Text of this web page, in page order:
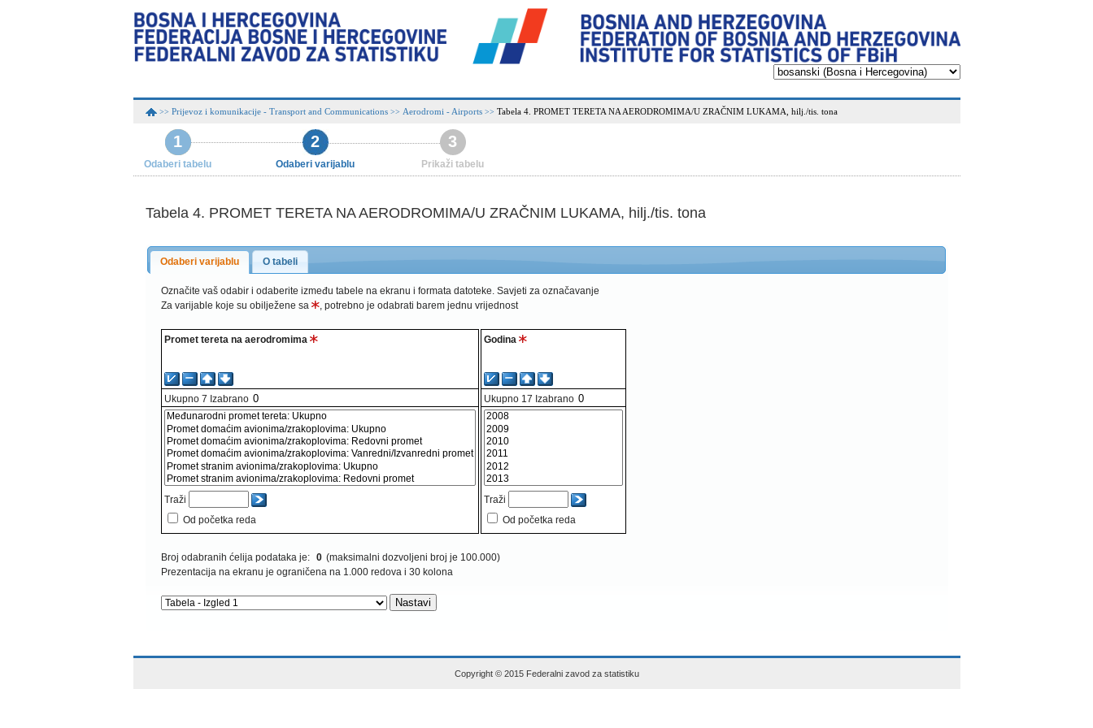
>> Prijevoz i komunikacije - Transport and Communications >> Aerodromi - Airports >> Tabela 4. PROMET TERETA NA AERODROMIMA/U ZRAČNIM LUKAMA, hilj./tis. tona
1
Odaberi tabelu
2
Odaberi varijablu
3
Prikaži tabelu
Tabela 4. PROMET TERETA NA AERODROMIMA/U ZRAČNIM LUKAMA, hilj./tis. tona
Odaberi varijablu O tabeli
Označite vaš odabir i odaberite između tabele na ekranu i formata datoteke. Savjeti za označavanje
Za varijable koje su obilježene sa
, potrebno je odabrati barem jednu vrijednost
Promet tereta na aerodromima
Ukupno 7 Izabrano
Traži
Od početka reda
Godina
Ukupno 17 Izabrano
Traži
Od početka reda
Broj odabranih ćelija podataka je: 0 (maksimalni dozvoljeni broj je 100.000)
Prezentacija na ekranu je ograničena na 1.000 redova i 30 kolona
Copyright © 2015 Federalni zavod za statistiku